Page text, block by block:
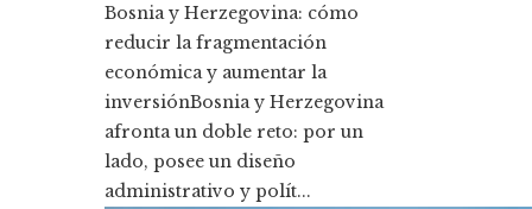
Bosnia y Herzegovina: cómo
reducir la fragmentación
económica y aumentar la
inversiónBosnia y Herzegovina
afronta un doble reto: por un
lado, posee un diseño
administrativo y polít...